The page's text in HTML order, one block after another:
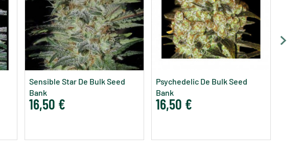
Sensible Star De Bulk Seed
Bank
16,50 €
Psychedelic De Bulk Seed
Bank
16,50 €